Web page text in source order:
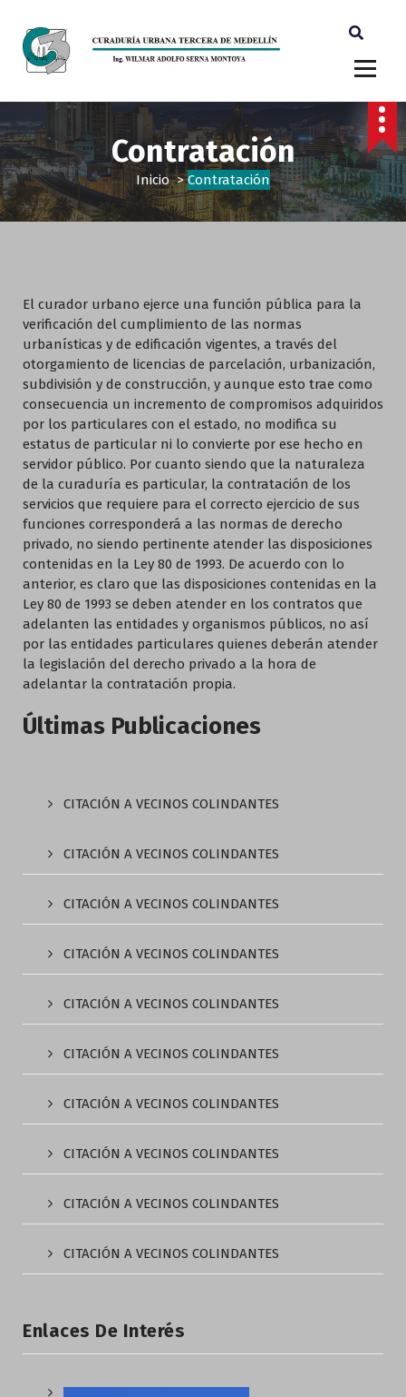
Contratación
Inicio>Contratación
El curador urbano ejerce una función pública para la
verificación del cumplimiento de las normas
urbanísticas y de edificación vigentes, a través del
otorgamiento de licencias de parcelación, urbanización,
subdivisión y de construcción, y aunque esto trae como
consecuencia un incremento de compromisos adquiridos
por los particulares con el estado, no modifica su
estatus de particular ni lo convierte por ese hecho en
servidor público. Por cuanto siendo que la naturaleza
de la curaduría es particular, la contratación de los
servicios que requiere para el correcto ejercicio de sus
funciones corresponderá a las normas de derecho
privado, no siendo pertinente atender las disposiciones
contenidas en la Ley 80 de 1993. De acuerdo con lo
anterior, es claro que las disposiciones contenidas en la
Ley 80 de 1993 se deben atender en los contratos que
adelanten las entidades y organismos públicos, no así
por las entidades particulares quienes deberán atender
la legislación del derecho privado a la hora de
adelantar la contratación propia.
Últimas Publicaciones
CITACIÓN A VECINOS COLINDANTES
CITACIÓN A VECINOS COLINDANTES
CITACIÓN A VECINOS COLINDANTES
CITACIÓN A VECINOS COLINDANTES
CITACIÓN A VECINOS COLINDANTES
CITACIÓN A VECINOS COLINDANTES
CITACIÓN A VECINOS COLINDANTES
CITACIÓN A VECINOS COLINDANTES
CITACIÓN A VECINOS COLINDANTES
CITACIÓN A VECINOS COLINDANTES
Enlaces De Interés